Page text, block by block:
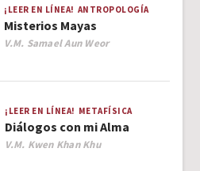
¡LEER EN LÍNEA! ANTROPOLOGÍA
Misterios Mayas
Author
V.M. Samael Aun Weor
¡LEER EN LÍNEA! METAFÍSICA
Diálogos con mi Alma
Author
V.M. Kwen Khan Khu